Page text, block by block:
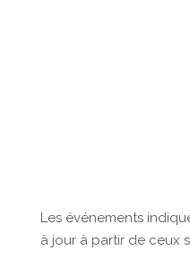
Les événements
à jour à partir de ceux